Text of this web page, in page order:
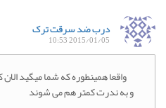
درب ضد سرقت ترک
2015/01/05 10:53
واقعا همینطوره که شما میگید
و به ندرت کمتر هم می شوند